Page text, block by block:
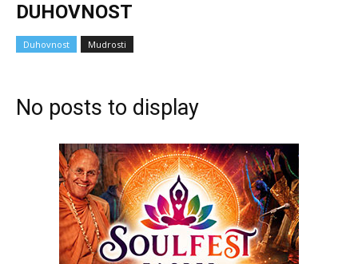
DUHOVNOST
Duhovnost Mudrosti
No posts to display